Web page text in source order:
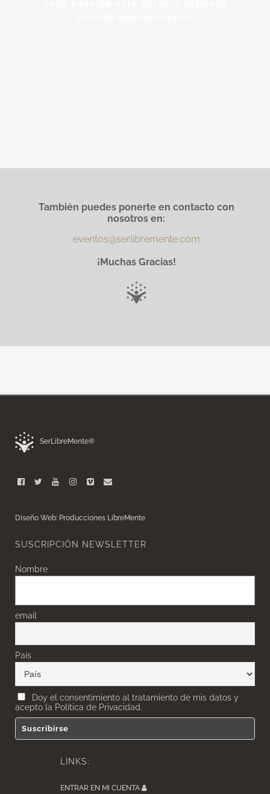
También puedes ponerte en contacto con
nosotros en:
eventos@serlibremente.com
¡Muchas Gracias!
SerLibreMente®
Diseño Web: Producciones LibreMente
SUSCRIPCIÓN NEWSLETTER
Nombre
email
País
Doy el consentimiento al tratamiento de mis datos y
acepto la Política de Privacidad.
LINKS:
ENTRAR EN MI CUENTA